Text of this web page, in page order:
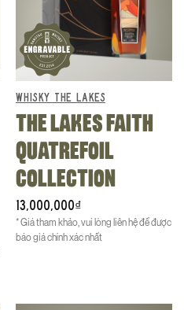
WHISKY THE LAKES
THE LAKES FAITH
QUATREFOIL
COLLECTION
13,000,000₫
* Giá tham khảo, vui lòng liên hệ để được
báo giá chính xác nhất